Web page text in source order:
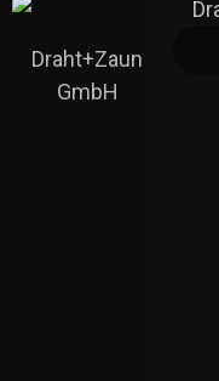
Draht+Zaun
GmbH